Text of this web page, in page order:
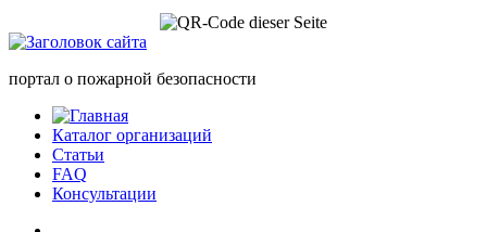
портал о пожарной безопасности
Каталог организаций
Статьи
FAQ
Консультации